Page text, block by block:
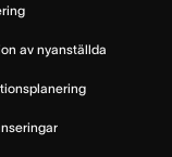
av nyanställda